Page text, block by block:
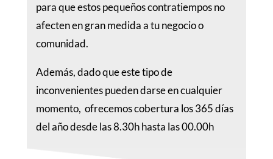
para que estos pequeños contratiempos no
afecten en gran medida a tu negocio o
comunidad.
Además, dado que este tipo de
inconvenientes pueden darse en cualquier
momento, ofrecemos cobertura los 365 días
del año desde las 8.30h hasta las 00.00h